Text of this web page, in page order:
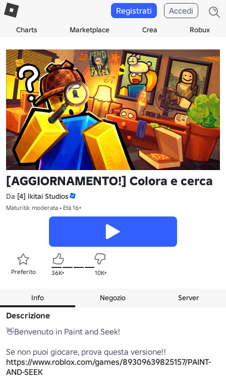
Charts Marketplace Crea Robux
Registrati Accedi
[AGGIORNAMENTO!] Colora e cerca
Da [4] Ikitai Studios
Maturità: moderata • Età 16+
Preferito 36K+ 10K+
Info Negozio Server
Descrizione
👋Benvenuto in Paint and Seek!
https://www.roblox.com/games/89309639825157/PAINT-
AND-SEEK